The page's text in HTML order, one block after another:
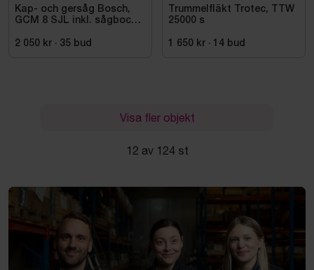
Kap- och gersåg Bosch,
GCM 8 SJL inkl. sågbock
2 050 kr · 35 bud
Trummelfläkt Trotec, TTW
25000 s
1 650 kr · 14 bud
Visa fler objekt
12 av 124 st